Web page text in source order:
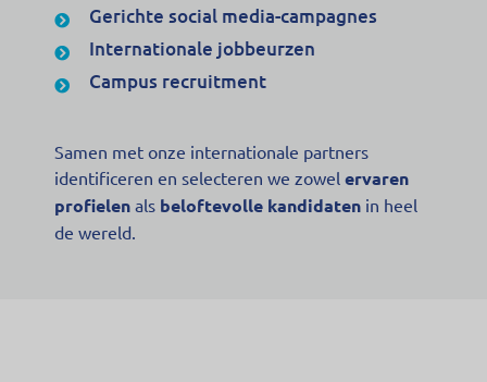
Gerichte social media-campagnes
Internationale jobbeurzen
Campus recruitment
Samen met onze internationale partners
identificeren en selecteren we zowel ervaren
profielen als beloftevolle kandidaten in heel
de wereld.